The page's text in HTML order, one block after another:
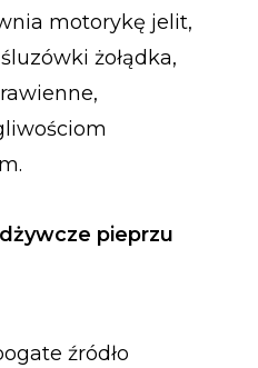
motorykę jelit,
żołądka,
pieprzu
źródło